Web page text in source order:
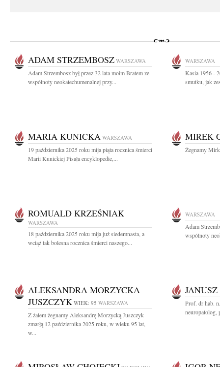
ADAM STRZEMBOSZ WARSZAWA
Adam Strzembosz był przez 32 lata moim Bratem ze
wspólnoty neokatechumenalnej przy...
WARSZAWA
Kasia 1956 -
smutku, jak
MARIA KUNICKA WARSZAWA
19 października 2025 roku mija piąta rocznica śmierci
Marii Kunickiej Pisała encyklopedie,...
MIREK
Żegnamy
ROMUALD KRZEŚNIAK
WARSZAWA
18 października 2025 roku mija już siedemnasta, a
wciąż tak bolesna rocznica śmierci naszego...
WARSZAWA
Adam
wspólnoty
ALEKSANDRA MORZYCKA
JUSZCZYK WIEK: 95 WARSZAWA
Z żalem żegnamy Aleksandrę Morzycką Juszczyk
zmarłą 12 października 2025 roku, w wieku 95 lat,
w...
Prof. dr hab.
neuropatolog,